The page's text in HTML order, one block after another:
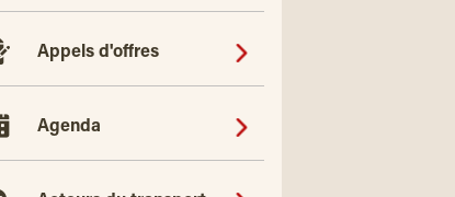
Appels d'offres
Agenda